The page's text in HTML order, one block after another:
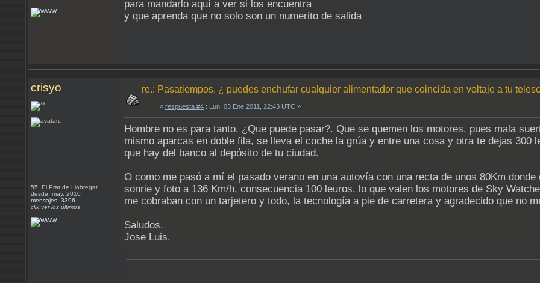
para mandarlo aquí a ver si los encuentra
y que aprenda que no solo son un numerito de salida
crisyo
55 El Prat de Llobregat
desde: may, 2010
mensajes: 3396
clik ver los últimos
re.: Pasatiempos, ¿ puedes enchufar cualquier alimentador que coincida en voltaje a tu
« respuesta #4 : Lun, 03 Ene 2011, 22:43 UTC »
Hombre no es para tanto. ¿Que puede pasar?. Que se quemen los motores, pues mala
mismo aparcas en doble fila, se lleva el coche la grúa y entre una cosa y otra te dejas 300
que hay del banco al depósito de tu ciudad.
O como me pasó a mí el pasado verano en una autovía con una recta de unos 80Km
sonrie y foto a 136 Km/h, consecuencia 100 leuros, lo que valen los motores de Sky
me cobraban con un tarjetero y todo, la tecnología a pie de carretera y agradecido que no
Saludos.
Jose Luis.